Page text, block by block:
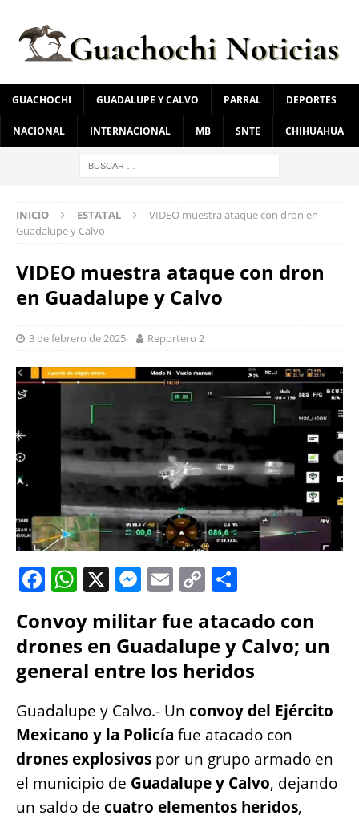
GUACHOCHI GUADALUPE Y CALVO PARRAL DEPORTES
NACIONAL INTERNACIONAL MB SNTE CHIHUAHUA
INICIO ESTATAL
VIDEO muestra ataque con dron en
Guadalupe y Calvo
VIDEO muestra ataque con dron
en Guadalupe y Calvo
3 de febrero de 2025 Reportero 2
F
c
e
b
o
o
k
W
at
s
A
p
p
X M
ss
e
n
g
er
E
ai
l
C
p
y
Li
n
k
a
re
Convoy militar fue atacado con
drones en Guadalupe y Calvo; un
general entre los heridos
Guadalupe y Calvo.- Un convoy del Ejército
Mexicano y la Policía fue atacado con
drones explosivos por un grupo armado en
el municipio de Guadalupe y Calvo, dejando
un saldo de cuatro elementos heridos,